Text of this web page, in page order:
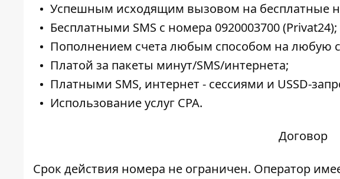
Успешным исходящим вызовом на бесплатные
Бесплатными SMS с номера 0920003700 (Privat24);
Пополнением счета любым способом на любую
Платой за пакеты минут/SMS/интернета;
Платными SMS, интернет - сессиями и USSD-
Использование услуг CРА.
Договор
Срок действия номера не ограничен. Оператор